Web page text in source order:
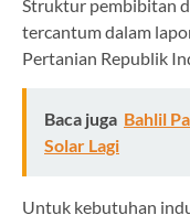
Struktur pembibitan
tercantum dalam
Pertanian Republik
Baca juga Bahlil
Solar Lagi
Untuk kebutuhan